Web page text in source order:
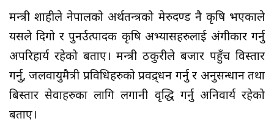
मन्त्री शाहीले नेपालको अर्थतन्त्रको मेरुदण्ड नै कृषि भएकाले
यसले दिगो र पुनर्उत्पादक कृषि अभ्यासहरुलाई अंगीकार गर्नु
अपरिहार्य रहेको बताए। मन्त्री ठकुरीले बजार पहुँच विस्तार
गर्नु, जलवायुमैत्री प्रविधिहरुको प्रवद्र्धन गर्नु र अनुसन्धान तथा
बिस्तार सेवाहरुका लागि लगानी वृद्धि गर्नु अनिवार्य रहेको
बताए।